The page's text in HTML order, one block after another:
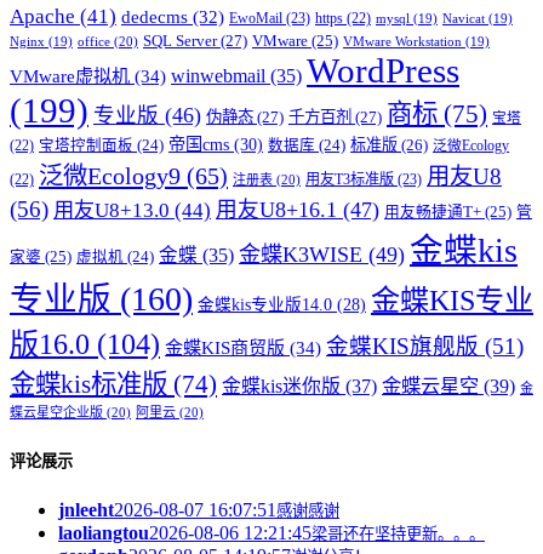
Apache (41) dedecms (32) EwoMail (23) https (22) mysql (19) Navicat (19)
Nginx (19) office (20) SQL Server(27) VMware (25) VMware Workstation (19)
VMware虚拟机 (34) winwebmail (35) WordPress
(199) 专业版 (46) 伪静态 (27) 千方百剂 (27) 商标 (75) 宝塔
(22) 宝塔控制面板 (24) 帝国cms (30) 数据库 (24) 标准版 (26) 泛微Ecology
(22) 泛微Ecology9 (65) 注册表 (20) 用友T3标准版 (23) 用友U8
(56) 用友U8+13.0 (44) 用友U8+16.1 (47) 用友畅捷通T+ (25) 管
家婆 (25) 虚拟机 (24) 金蝶 (35) 金蝶K3WISE (49) 金蝶kis
专业版 (160) 金蝶kis专业版14.0 (28) 金蝶KIS专业
版16.0 (104) 金蝶KIS商贸版 (34) 金蝶KIS旗舰版 (51)
金蝶kis标准版 (74) 金蝶kis迷你版 (37) 金蝶云星空 (39) 金
蝶云星空企业版 (20) 阿里云 (20)
评论展示
jnleeht2026-08-07 16:07:51 感谢感谢
laoliangtou2026-08-06 12:21:45梁哥还在坚持更新。。。